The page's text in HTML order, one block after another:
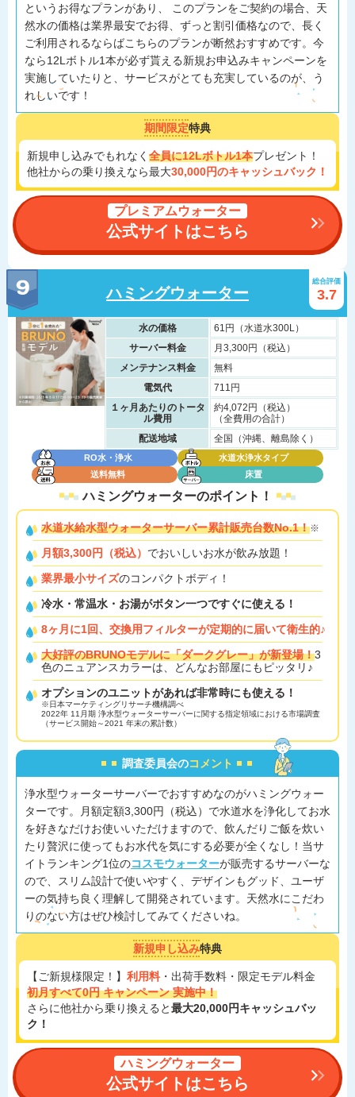
というお得なプランがあり、 このプランをご契約の場合、天
然水の価格は業界最安でお得、ずっと割引価格なので、長く
ご利用されるならばこちらのプランが断然おすすめです。今
なら12Lボトル1本が必ず貰える新規お申込みキャンペーンを
実施していたりと、サービスがとても充実しているのが、う
れしいです！
期間限定特典
新規申し込みでもれなく 全員に12Lボトル1本プレゼント！
他社からの乗り換えなら最大30,000円のキャッシュバック！
プレミアムウォーター
公式サイトはこちら
ハミングウォーター
総合評価
3.7
RO水・浄水
水道水浄水タイプ
送料無料
床置
水の価格
61円（水道水300L）
サーバー料金
月3,300円（税込）
メンテナンス料金
無料
電気代
711円
１ヶ月あたりのトータ
ル費用
約4,072円（税込）
（全費用の合計）
配送地域
全国（沖縄、離島除く）
ハミングウォーターのポイント！
水道水給水型ウォーターサーバー累計販売台数No.1！※
月額3,300円（税込） でおいしいお水が飲み放題！
業界最小サイズのコンパクトボディ！
冷水・常温水・お湯がボタン一つですぐに使える！
8ヶ月に1回、交換用フィルターが定期的に届いて衛生的♪
大好評のBRUNOモデルに「ダークグレー」が新登場！3
色のニュアンスカラーは、どんなお部屋にもピッタリ♪
オプションのユニットがあれば非常時にも使える！
※日本マーケティングリサーチ機構調べ
2022年 11月期 浄水型ウォーターサーバーに関する指定領域における市場調査
（サービス開始～2021 年末の累計数）
調査委員会のコメント
浄水型ウォーターサーバーでおすすめなのがハミングウォー
ターです。月額定額3,300円（税込）で水道水を浄化してお水
を好きなだけお使いいただけますので、飲んだりご飯を炊い
たり贅沢に使ってもお水代を気にする必要が全くなし！当サ
イトランキング1位のコスモウォーターが販売するサーバーな
ので、スリム設計で使いやすく、デザインもグッド、ユーザ
ーの気持ち良く理解して開発されています。天然水にこだわ
りのない方はぜひ検討してみてくださいね。
新規申し込み特典
【ご新規様限定！】 利用料・出荷手数料・限定モデル料金
初月すべて0円 キャンペーン 実施中！
さらに他社から乗り換えると最大20,000円キャッシュバッ
ク！
ハミングウォーター
公式サイトはこちら